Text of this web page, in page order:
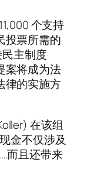
个支持
投票所需的
主制度
案将成为法
律的实施方
在该组
金不仅涉及
而且还带来